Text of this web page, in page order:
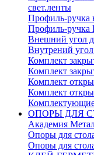
свет.ленты
Профиль-ручка
Профиль-ручка
Внешний угол
Внутрений
Комплект
Комплект
Комплект
Комплект
ОПОРЫ ДЛЯ
Академия
Опоры для
Опоры для